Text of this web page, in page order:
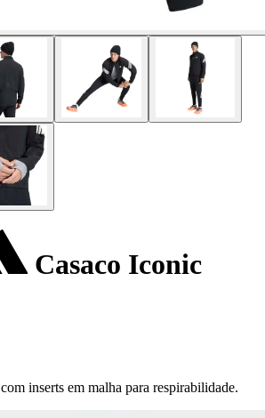
Casaco Iconic
inserts em malha para respirabilidade.